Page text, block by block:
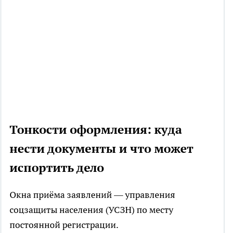
Тонкости оформления: куда
нести документы и что может
испортить дело
Окна приёма заявлений — управления
соцзащиты населения (УСЗН) по месту
постоянной регистрации.